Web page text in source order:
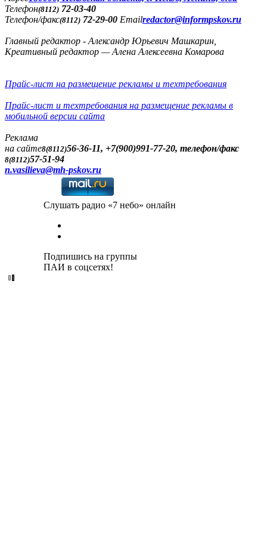
Телефон(8112) 72-03-40
Телефон/факс(8112) 72-29-00 Emailredactor@informpskov.ru
Главный редактор - Александр Юрьевич Машкарин,
Креативный редактор — Алена Алексеевна Комарова
Прайс-лист на размещение рекламы и техтребования
Прайс-лист и техтребования на размещение рекламы в
мобильной версии сайта
Реклама
на сайте8(8112)56-36-11, +7(900)991-77-20, телефон/факс
8(8112)57-51-94
n.vasilieva@mh-pskov.ru
Слушать радио «7 небо» онлайн
Подпишись на группы
ПАИ в соцсетях!